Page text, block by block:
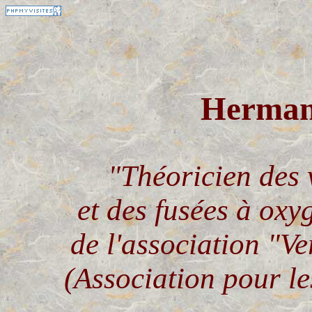
"Théoricien des
et des fusées à
de l'association
(Association pour